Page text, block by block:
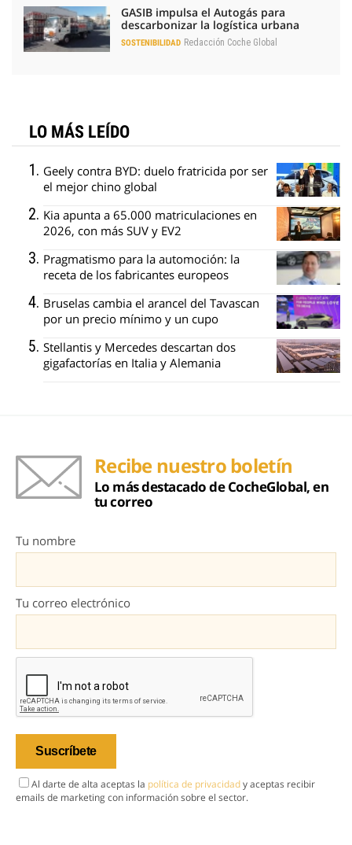
GASIB impulsa el Autogás para
descarbonizar la logística urbana
SOSTENIBILIDAD Redacción Coche Global
LO MÁS LEÍDO
Geely contra BYD: duelo fratricida por ser
el mejor chino global
Kia apunta a 65.000 matriculaciones en
2026, con más SUV y EV2
Pragmatismo para la automoción: la
receta de los fabricantes europeos
Bruselas cambia el arancel del Tavascan
por un precio mínimo y un cupo
Stellantis y Mercedes descartan dos
gigafactorías en Italia y Alemania
Recibe nuestro boletín
Lo más destacado de CocheGlobal, en
tu correo
Tu nombre
Tu correo electrónico
Al darte de alta aceptas la política de privacidady aceptas recibir
emails de marketing con información sobre el sector.